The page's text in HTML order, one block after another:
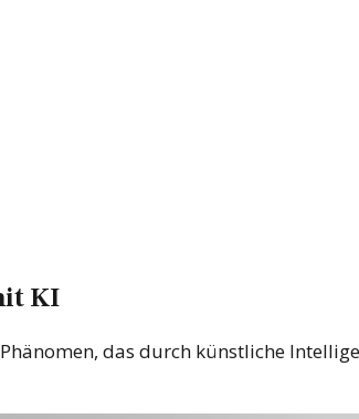
KI
das durch künstliche